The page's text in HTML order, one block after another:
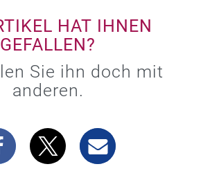
HAT IHNEN
GEFALLEN?
Sie ihn doch mit
anderen.